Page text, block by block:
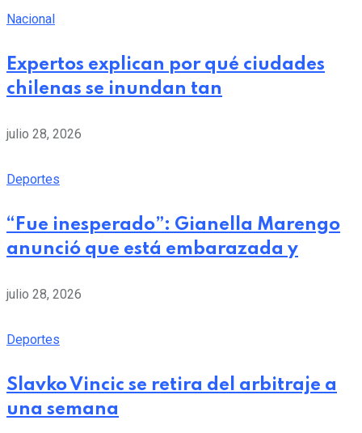
Nacional
Expertos explican por qué ciudades
chilenas se inundan tan
julio 28, 2026
Deportes
“Fue inesperado”: Gianella Marengo
anunció que está embarazada y
julio 28, 2026
Deportes
Slavko Vincic se retira del arbitraje a
una semana